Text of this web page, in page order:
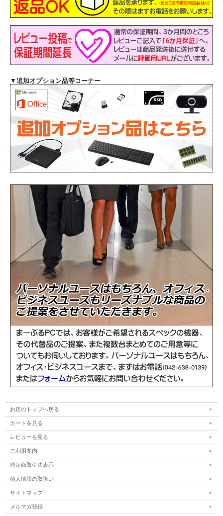
機種 Dynabook dynabook S73/H シリーズ
液晶 13.3インチ フルHD 解像度1920x1080
OS Windows11-Pro 64Bit
CPU
Intel Core i7-1185G7 プロセッサー 周波数
メモリ 16GB（16384MB）
ストレージ NVMeSSD256GB
光学ドライブ 非搭載
WEBカメラ 内蔵
通信機能 有線LAN、無線LAN、Bluetooth
インタフェース USB3.1 Type-C、USB3.1、RJ45、HDMI
バッテリー 充電可能です
商品の状態 中古品（動作確認済み）
Officeソフト
WPS Office インストール済み(Microsoft
Officeと高い互換性)
付属品
電源ケーブル/ACアダプター、Officeライセ
▼ 追加オプション品等コーナー
お店のトップへ戻る
カートを見る
レビューを見る
ご利用案内
特定商取引法表示
個人情報の取扱い
サイトマップ
メルマガ登録